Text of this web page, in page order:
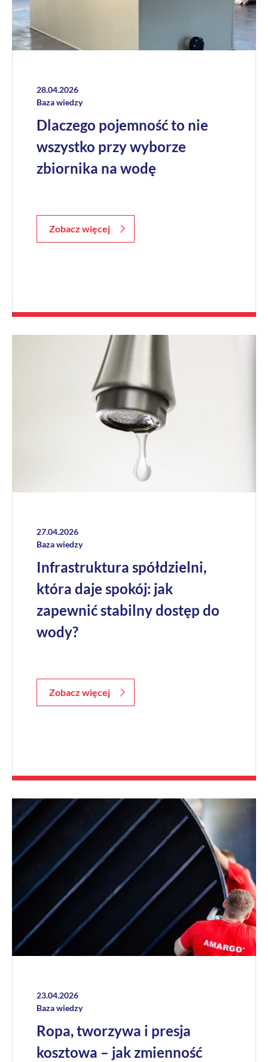
28.04.2026
Baza wiedzy
Dlaczego pojemność to nie
wszystko przy wyborze
zbiornika na wodę
Zobacz więcej
27.04.2026
Baza wiedzy
Infrastruktura spółdzielni,
która daje spokój: jak
zapewnić stabilny dostęp do
wody?
Zobacz więcej
23.04.2026
Baza wiedzy
Ropa, tworzywa i presja
kosztowa – jak zmienność